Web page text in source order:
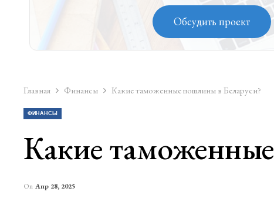
Обсудить проект
Главная Финансы Какие таможенные пошлины в Беларуси?
ФИНАНСЫ
Какие
On Апр 28, 2025